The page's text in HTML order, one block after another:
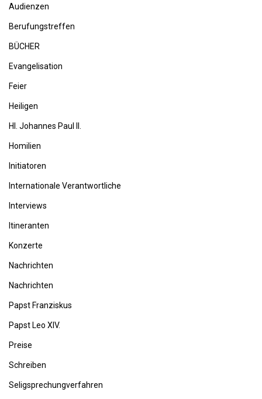
Audienzen
Berufungstreffen
BÜCHER
Evangelisation
Feier
Heiligen
Hl. Johannes Paul II.
Homilien
Initiatoren
Internationale Verantwortliche
Interviews
Itineranten
Konzerte
Nachrichten
Nachrichten
Papst Franziskus
Papst Leo XIV.
Preise
Schreiben
Seligsprechungverfahren